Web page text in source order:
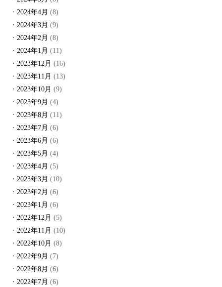
2024年4月 (8)
2024年3月 (9)
2024年2月 (8)
2024年1月 (11)
2023年12月 (16)
2023年11月 (13)
2023年10月 (9)
2023年9月 (4)
2023年8月 (11)
2023年7月 (6)
2023年6月 (6)
2023年5月 (4)
2023年4月 (5)
2023年3月 (10)
2023年2月 (6)
2023年1月 (6)
2022年12月 (5)
2022年11月 (10)
2022年10月 (8)
2022年9月 (7)
2022年8月 (6)
2022年7月 (6)